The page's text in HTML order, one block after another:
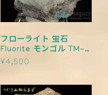
フローライト 蛍石
Fluorite モンゴル TM-
0013
¥4,500